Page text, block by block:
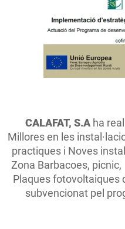
CALAFAT, S.Aha
Millores en les
practiques i Noves
Zona Barbacoes,
Plaques fotovoltaiques
subvencionat pel